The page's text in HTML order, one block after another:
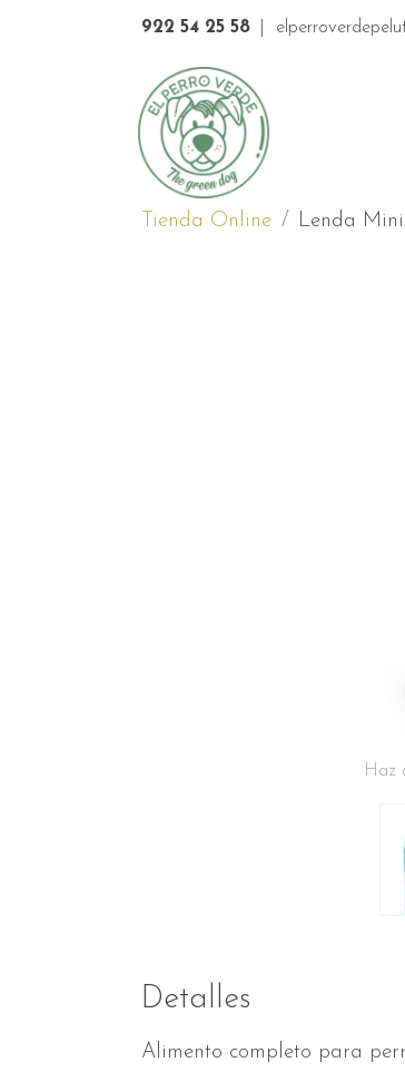
922 54 25 58
Tienda Online Lenda
Haz
Detalles
Alimento completo para